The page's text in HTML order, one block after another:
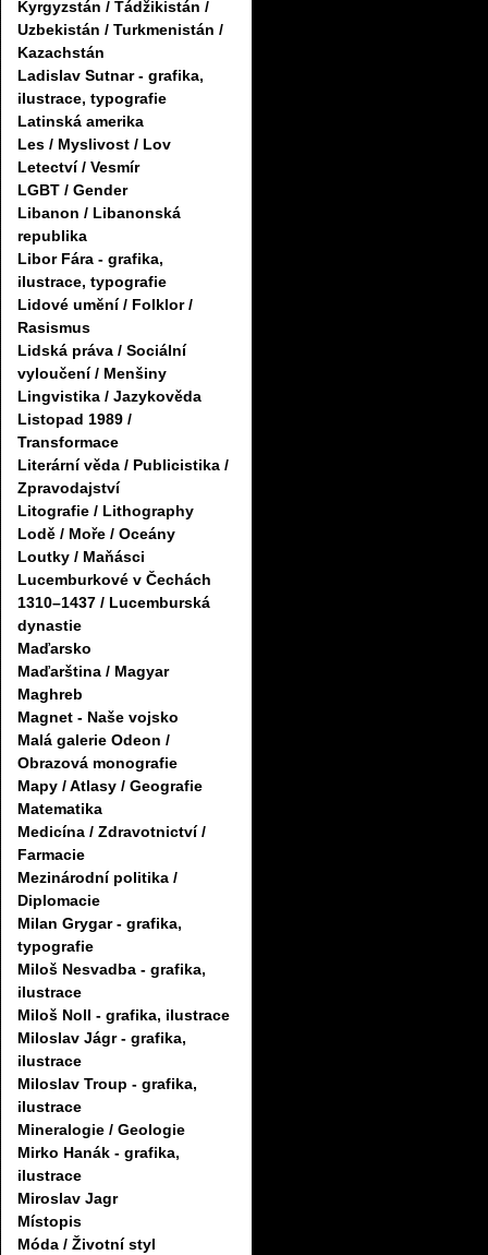
Kyrgyzstán / Tádžikistán /
Uzbekistán / Turkmenistán /
Kazachstán
Ladislav Sutnar - grafika,
ilustrace, typografie
Latinská amerika
Les / Myslivost / Lov
Letectví / Vesmír
LGBT / Gender
Libanon / Libanonská
republika
Libor Fára - grafika,
ilustrace, typografie
Lidové umění / Folklor /
Rasismus
Lidská práva / Sociální
vyloučení / Menšiny
Lingvistika / Jazykověda
Listopad 1989 /
Transformace
Literární věda / Publicistika /
Zpravodajství
Litografie / Lithography
Lodě / Moře / Oceány
Loutky / Maňásci
Lucemburkové v Čechách
1310–1437 / Lucemburská
dynastie
Maďarsko
Maďarština / Magyar
Maghreb
Magnet - Naše vojsko
Malá galerie Odeon /
Obrazová monografie
Mapy / Atlasy / Geografie
Matematika
Medicína / Zdravotnictví /
Farmacie
Mezinárodní politika /
Diplomacie
Milan Grygar - grafika,
typografie
Miloš Nesvadba - grafika,
ilustrace
Miloš Noll - grafika, ilustrace
Miloslav Jágr - grafika,
ilustrace
Miloslav Troup - grafika,
ilustrace
Mineralogie / Geologie
Mirko Hanák - grafika,
ilustrace
Miroslav Jagr
Místopis
Móda / Životní styl